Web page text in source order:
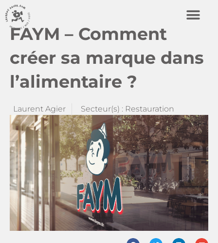
FAYM – Comment
créer sa marque dans
l’alimentaire ?
Laurent Agier Secteur(s) : Restauration